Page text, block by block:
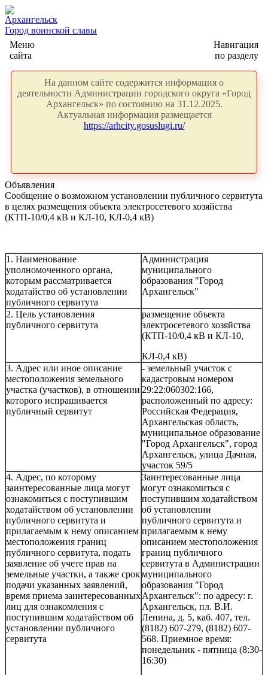
Архангельск
Город воинской славы
Меню
сайта
Навигация
по разделу
На данном сайте содержится информация о
деятельности Администрации городского округа «Город
Архангельск» по состоянию на 31.12.2025.
Актуальная информация размещается
https://arhcity.gosuslugi.ru/
Объявления
Сообщение о возможном установлении публичного сервитута
в целях размещения объекта электросетевого хозяйства
(КТП-10/0,4 кВ и КЛ-10, КЛ-0,4 кВ)
1. Наименование
уполномоченного органа,
которым рассматривается
ходатайство об установлении
публичного сервитута
Администрация
муниципального
образования "Город
Архангельск"
2. Цель установления
публичного сервитута
размещение объекта
электросетевого хозяйства
(КТП-10/0,4 кВ и КЛ-10,
КЛ-0,4 кВ)
3. Адрес или иное описание
местоположения земельного
участка (участков), в отношении
которого испрашивается
публичный сервитут
- земельный участок с
кадастровым номером
29:22:060302:166,
расположенный по адресу:
Российская Федерация,
Архангельская область,
муниципальное образование
"Город Архангельск", город
Архангельск, улица Дачная,
участок 59/5
4. Адрес, по которому
заинтересованные лица могут
ознакомиться с поступившим
ходатайством об установлении
публичного сервитута и
прилагаемым к нему описанием
местоположения границ
публичного сервитута, подать
заявление об учете прав на
земельные участки, а также срок
подачи указанных заявлений,
время приема заинтересованных
лиц для ознакомления с
поступившим ходатайством об
установлении публичного
сервитута
Заинтересованные лица
могут ознакомиться с
поступившим ходатайством
об установлении
публичного сервитута и
прилагаемым к нему
описанием местоположения
границ публичного
сервитута в Администрации
муниципального
образования "Город
Архангельск": по адресу: г.
Архангельск, пл. В.И.
Ленина, д. 5, каб. 407, тел.
(8182) 607-279, (8182) 607-
568. Приемное время:
понедельник - пятница (8:30-
16:30)